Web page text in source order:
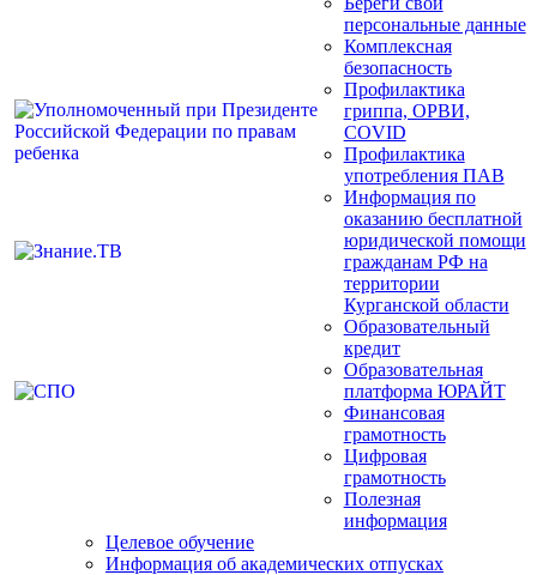
персональные данные
Комплексная
безопасность
Профилактика
гриппа, ОРВИ,
COVID
Профилактика
употребления ПАВ
Информация по
оказанию бесплатной
юридической помощи
гражданам РФ на
территории
Курганской области
Образовательный
кредит
Образовательная
платформа ЮРАЙТ
Финансовая
грамотность
Цифровая
грамотность
Полезная
информация
Целевое обучение
Информация об академических отпусках